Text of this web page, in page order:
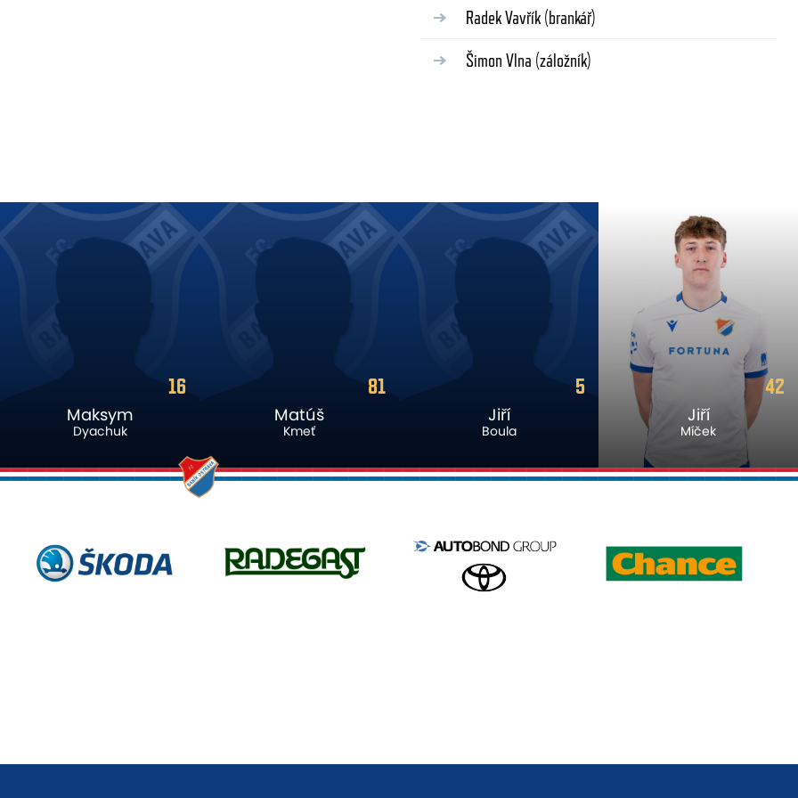
Radek Vavřík (brankář)
Šimon Vlna (záložník)
16
Maksym
Dyachuk
81
Matúš
Kmeť
5
Jiří
Boula
42
Jiří
Míček